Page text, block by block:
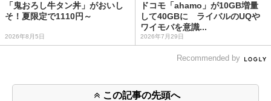
「鬼おろし牛タン丼」がおいし
そ！夏限定で1110円～
2026年8月5日
ドコモ「ahamo」が10GB増量
して40GBに ライバルのUQや
ワイモバを意識...
2026年7月29日
Recommended by
この記事の先頭へ